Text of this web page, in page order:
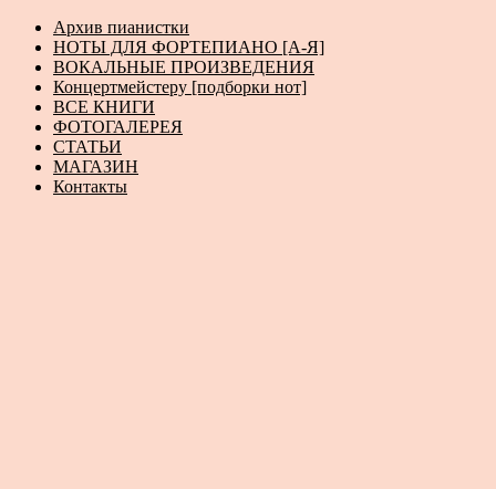
Архив пианистки
НОТЫ ДЛЯ ФОРТЕПИАНО [А-Я]
ВОКАЛЬНЫЕ ПРОИЗВЕДЕНИЯ
Концертмейстеру [подборки нот]
ВСЕ КНИГИ
ФОТОГАЛЕРЕЯ
СТАТЬИ
МАГАЗИН
Контакты